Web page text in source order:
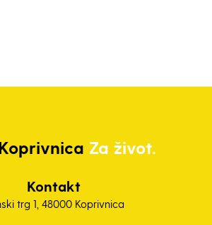
Za život.
Kontakt
trg 1, 48000 Koprivnica